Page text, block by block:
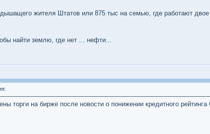
жителя Штатов или 875 тыс на семью, где работают двое
найти землю, где нет ... нефти...
торги на бирже после новости о понижении кредитного